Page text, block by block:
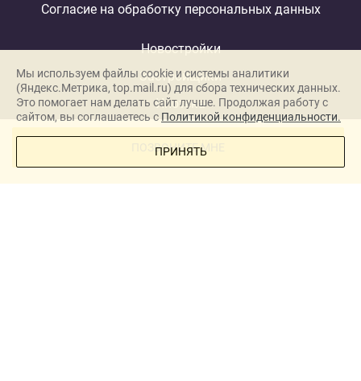
Согласие на обработку персональных данных
Новостройки
Застройщики
Ипотека
Полезная информация
Видеообзоры ЖК
ПОЗВОНИТЕ МНЕ
Мы используем файлы cookie и системы аналитики
(Яндекс.Метрика, top.mail.ru) для сбора технических данных.
Это помогает нам делать сайт лучше. Продолжая работу с
сайтом, вы соглашаетесь с Политикой конфиденциальности.
ПРИНЯТЬ